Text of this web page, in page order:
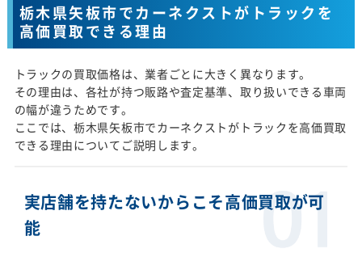
栃木県矢板市でカーネクストがトラックを
高価買取できる理由
トラックの買取価格は、業者ごとに大きく異なります。
その理由は、各社が持つ販路や査定基準、取り扱いできる車両
の幅が違うためです。
ここでは、栃木県矢板市でカーネクストがトラックを高価買取
できる理由についてご説明します。
実店舗を持たないからこそ高価買取が可
能